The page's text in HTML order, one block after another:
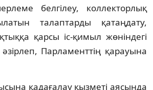
белгілеу, коллекторлық
талаптарды қатаңдату,
қарсы іс-қимыл жөніндегі
Парламенттің қарауына
қадағалау қызметі аясында